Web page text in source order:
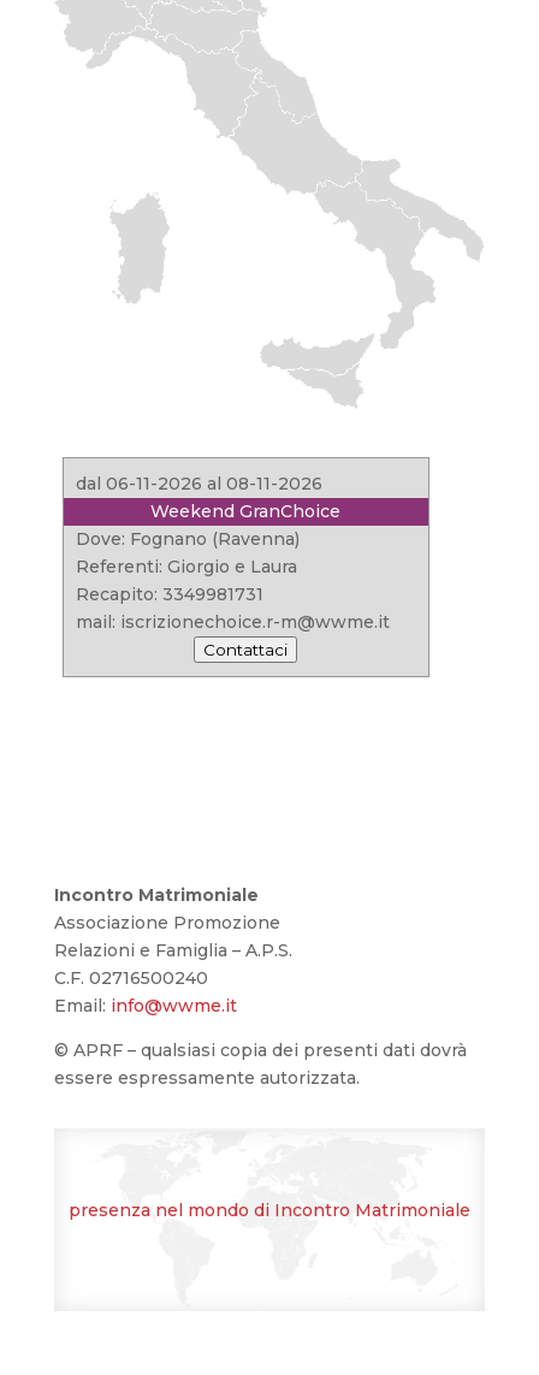
dal 06-11-2026 al 08-11-2026
Weekend GranChoice
Dove: Fognano (Ravenna)
Referenti: Giorgio e Laura
Recapito: 3349981731
mail: iscrizionechoice.r-m@wwme.it
Contattaci
Incontro Matrimoniale
Associazione Promozione
Relazioni e Famiglia – A.P.S.
C.F. 02716500240
Email: info@wwme.it
© APRF – qualsiasi copia dei presenti dati dovrà
essere espressamente autorizzata.
presenza nel mondo di Incontro Matrimoniale